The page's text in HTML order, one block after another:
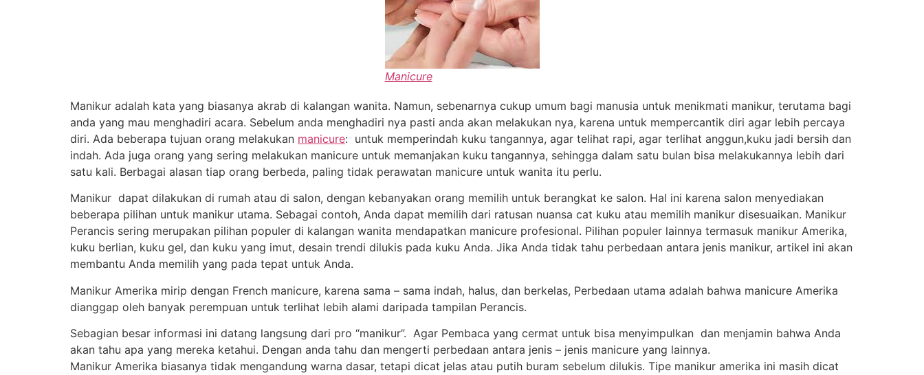
Manicure
Manikur adalah kata yang biasanya akrab di kalangan wanita. Namun, sebenarnya cukup umum bagi manusia untuk menikmati manikur, terutama bagi
anda yang mau menghadiri acara. Sebelum anda menghadiri nya pasti anda akan melakukan nya, karena untuk mempercantik diri agar lebih percaya
diri. Ada beberapa tujuan orang melakukan manicure: untuk memperindah kuku tangannya, agar telihat rapi, agar terlihat anggun,kuku jadi bersih dan
indah. Ada juga orang yang sering melakukan manicure untuk memanjakan kuku tangannya, sehingga dalam satu bulan bisa melakukannya lebih dari
satu kali. Berbagai alasan tiap orang berbeda, paling tidak perawatan manicure untuk wanita itu perlu.
Manikur dapat dilakukan di rumah atau di salon, dengan kebanyakan orang memilih untuk berangkat ke salon. Hal ini karena salon menyediakan
beberapa pilihan untuk manikur utama. Sebagai contoh, Anda dapat memilih dari ratusan nuansa cat kuku atau memilih manikur disesuaikan. Manikur
Perancis sering merupakan pilihan populer di kalangan wanita mendapatkan manicure profesional. Pilihan populer lainnya termasuk manikur Amerika,
kuku berlian, kuku gel, dan kuku yang imut, desain trendi dilukis pada kuku Anda. Jika Anda tidak tahu perbedaan antara jenis manikur, artikel ini akan
membantu Anda memilih yang pada tepat untuk Anda.
Manikur Amerika mirip dengan French manicure, karena sama – sama indah, halus, dan berkelas, Perbedaan utama adalah bahwa manicure Amerika
dianggap oleh banyak perempuan untuk terlihat lebih alami daripada tampilan Perancis.
Sebagian besar informasi ini datang langsung dari pro “manikur”. Agar Pembaca yang cermat untuk bisa menyimpulkan dan menjamin bahwa Anda
akan tahu apa yang mereka ketahui. Dengan anda tahu dan mengerti perbedaan antara jenis – jenis manicure yang lainnya.
Manikur Amerika biasanya tidak mengandung warna dasar, tetapi dicat jelas atau putih buram sebelum dilukis. Tipe manikur amerika ini masih dicat